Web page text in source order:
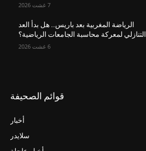
7 غشت 2026
الرياضة المغربية بعد باريس.. هل بدأ العد
التنازلي لمعركة محاسبة الجامعات الرياضية؟
6 غشت 2026
قوائم الصحيفة
أخبار
سلايدر